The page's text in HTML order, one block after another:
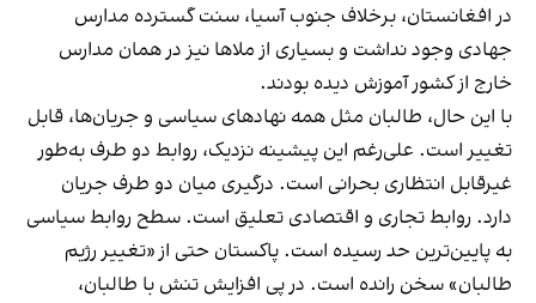
در افغانستان، برخلاف جنوب آسیا، سنت گسترده مدارس
جهادی وجود نداشت و بسیاری از ملاها نیز در همان مدارس
خارج از کشور آموزش دیده بودند.
با این حال، طالبان مثل همه نهادهای سیاسی و جریان‌ها، قابل
تغییر است. علی‌رغم این پیشینه نزدیک، روابط دو طرف به‌طور
غیرقابل انتظاری بحرانی است. درگیری میان دو طرف جریان
دارد. روابط تجاری و اقتصادی تعلیق است. سطح روابط سیاسی
به پایین‌ترین حد رسیده است. پاکستان حتی از «تغییر رژیم
طالبان» سخن رانده است. در پی افزایش تنش با طالبان،